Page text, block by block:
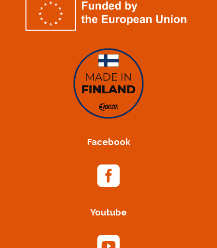
Facebook

Youtube